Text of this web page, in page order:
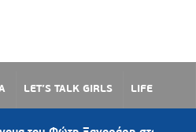
LET’S TALK GIRLS LIFE